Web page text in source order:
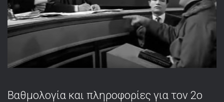
Βαθμολογία και πληροφορίες για τον 2ο